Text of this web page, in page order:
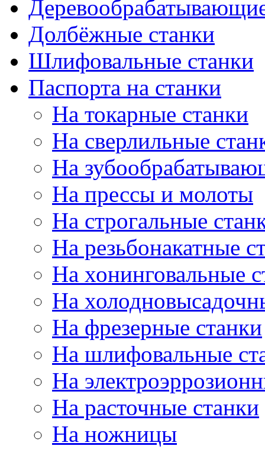
Долбёжные станки
Шлифовальные станки
Паспорта на станки
На токарные станки
На сверлильные
На
На прессы и молоты
На строгальные
На резьбонакатные
На хонинговальные
На
На фрезерные станки
На шлифовальные
На
На расточные станки
На ножницы